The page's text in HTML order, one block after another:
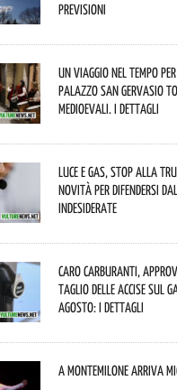
previsioni
Un viaggio nel tempo
Palazzo San Gervasio
Medioevali. I dettagli
Luce e gas, stop alla
novità per difendersi
indesiderate
Caro carburanti,
taglio delle accise sul
agosto: i dettagli
A Montemilone arriva